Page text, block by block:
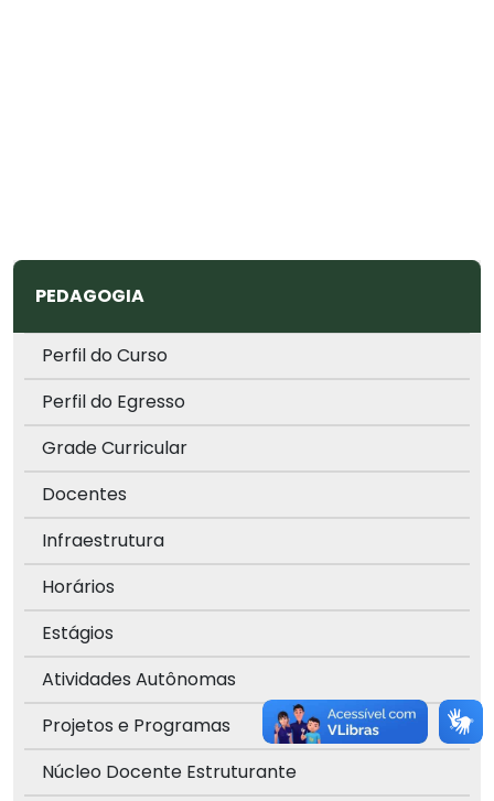
PEDAGOGIA
Perfil do Curso
Perfil do Egresso
Grade Curricular
Docentes
Infraestrutura
Horários
Estágios
Atividades Autônomas
Projetos e Programas
Núcleo Docente Estruturante